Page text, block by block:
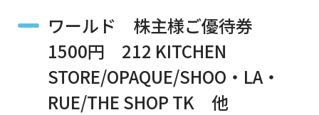
ワールド 株主様ご優待券
1500円 212 KITCHEN
STORE/OPAQUE/SHOO・LA・
RUE/THE SHOP TK 他